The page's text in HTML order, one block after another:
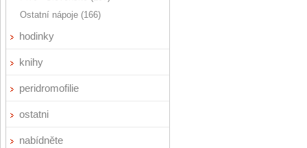
Ostatní nápoje (166)
hodinky
knihy
peridromofilie
ostatni
nabídněte